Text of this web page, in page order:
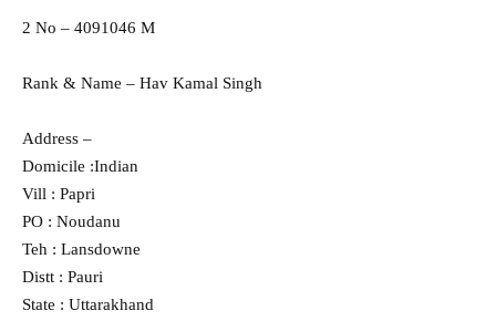
2 No – 4091046 M
Rank & Name – Hav Kamal Singh
Address –
Domicile :Indian
Vill : Papri
PO : Noudanu
Teh : Lansdowne
Distt : Pauri
State : Uttarakhand